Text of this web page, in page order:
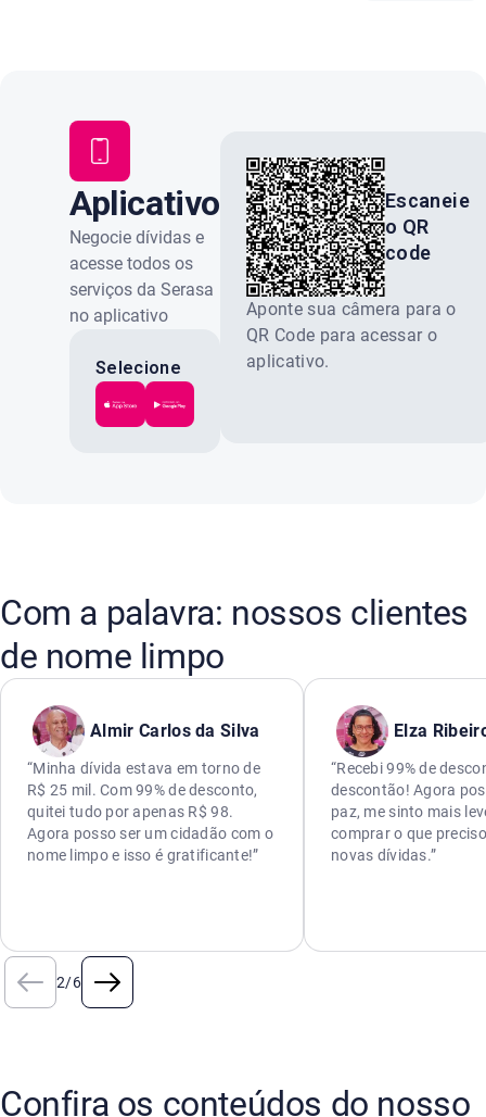
Aplicativo
Serasa
Negocie dívidas e
acesse todos os
serviços da Serasa
no aplicativo
100% seguro.
Selecione
a loja do
seu celular:
Escaneie
o QR
code
Aponte sua câmera para o
QR Code para acessar o
aplicativo.
Com a palavra: nossos clientes
de nome limpo
Almir Carlos da Silva
“Minha dívida estava em torno de
R$ 25 mil. Com 99% de desconto,
quitei tudo por apenas R$ 98.
Agora posso ser um cidadão com o
nome limpo e isso é gratificante!”
Elza
“Recebi 99% de
descontão! Agora
paz, me sinto mais
comprar o que
novas dívidas.”
2/6
Confira os conteúdos do nosso